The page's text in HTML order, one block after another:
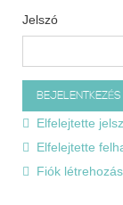
Jelszó
Elfelejtette
Elfelejtette
Fiók